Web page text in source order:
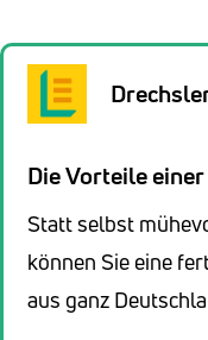
Die Vorteile
Statt selbst
können Sie eine
aus ganz